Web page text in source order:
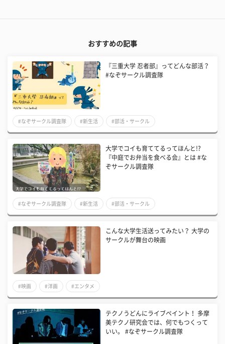
おすすめの記事
『三重大学 忍者部』ってどんな部活？
#なぞサークル調査隊
#なぞサークル調査隊 #新生活 #部活・サークル
大学でコイも育ててるってほんと!?
『中庭でお弁当を食べる会』とは #な
ぞサークル調査隊
#なぞサークル調査隊 #新生活 #部活・サークル
こんな大学生活送ってみたい？ 大学の
サークルが舞台の映画
#映画 #洋画 #エンタメ
テクノうどんにライブペイント！ 多摩
美テクノ研究会では、何でもつくって
いい。 #なぞサークル調査隊